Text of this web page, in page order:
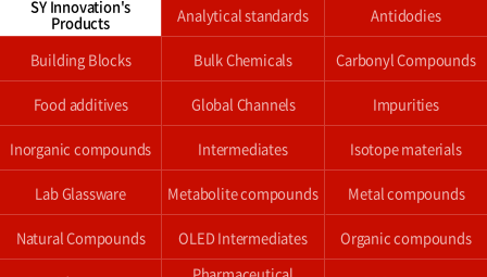
SY Innovation's
Products Analytical standards Antidodies
Building Blocks Bulk Chemicals Carbonyl Compounds
Food additives Global Channels Impurities
Inorganic compounds Intermediates Isotope materials
Lab Glassware Metabolite compounds Metal compounds
Natural Compounds OLED Intermediates Organic compounds